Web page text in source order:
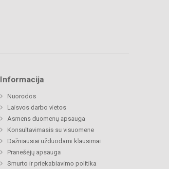
Informacija
Nuorodos
Laisvos darbo vietos
Asmens duomenų apsauga
Konsultavimasis su visuomene
Dažniausiai užduodami klausimai
Pranešėjų apsauga
Smurto ir priekabiavimo politika